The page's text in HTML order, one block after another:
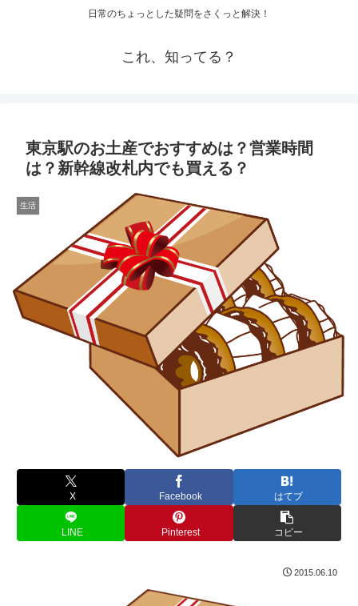
日常のちょっとした疑問をさくっと解決！
これ、知ってる？
東京駅のお土産でおすすめは？営業時間
は？新幹線改札内でも買える？
生活
X Facebook はてブ
LINE Pinterest コピー
2015.06.10